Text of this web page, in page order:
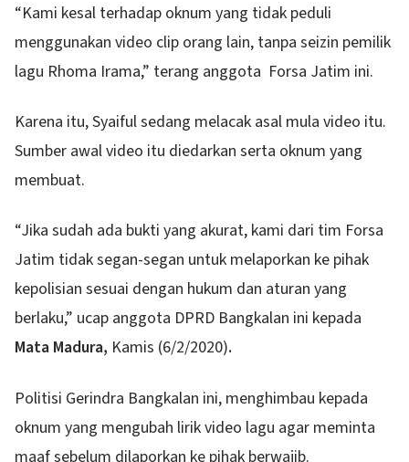
“Kami kesal terhadap oknum yang tidak peduli
menggunakan video clip orang lain, tanpa seizin pemilik
lagu Rhoma Irama,” terang anggota Forsa Jatim ini.
Karena itu, Syaiful sedang melacak asal mula video itu.
Sumber awal video itu diedarkan serta oknum yang
membuat.
“Jika sudah ada bukti yang akurat, kami dari tim Forsa
Jatim tidak segan-segan untuk melaporkan ke pihak
kepolisian sesuai dengan hukum dan aturan yang
berlaku,” ucap anggota DPRD Bangkalan ini kepada
Mata Madura, Kamis (6/2/2020).
Politisi Gerindra Bangkalan ini, menghimbau kepada
oknum yang mengubah lirik video lagu agar meminta
maaf sebelum dilaporkan ke pihak berwajib.